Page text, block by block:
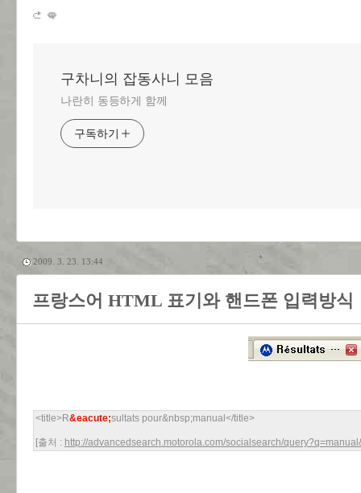
구차니의 잡동사니 모음
나란히 동등하게 함께
구독하기
2009. 3. 23. 13:44
프랑스어 HTML 표기와 핸드폰 입력방식
<title>R&eacute;sultats pour&nbsp;manual</title>
[출처 : http://advancedsearch.motorola.com/socialsearch/